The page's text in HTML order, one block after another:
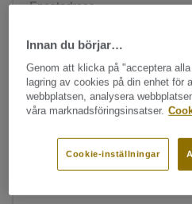
Namn*
Efternamn*
Innan du börjar…
Genom att klicka på "acceptera
lagring av cookies på din enhet för
webbplatsen, analysera
våra marknadsföringsinsatser.
Cookie-inställningar